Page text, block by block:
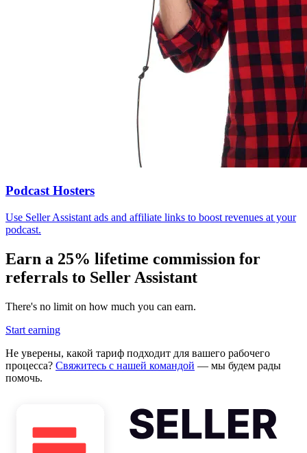
Podcast Hosters
Use Seller Assistant ads and affiliate links to boost revenues at your
podcast.
Earn a 25% lifetime commission for
referrals to Seller Assistant
There's no limit on how much you can earn.
Start earning
Не уверены, какой тариф подходит для вашего рабочего
процесса? Свяжитесь с нашей командой — мы будем рады
помочь.